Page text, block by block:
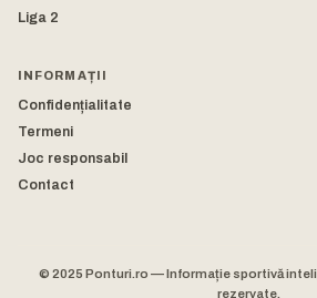
Liga 2
INFORMAȚII
Confidențialitate
Termeni
Joc responsabil
Contact
© 2025 Ponturi.ro — Informație sportivă
rezervate.